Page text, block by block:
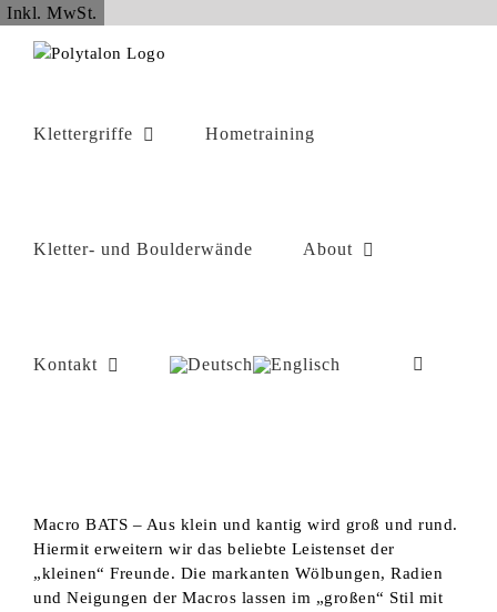
Inkl. MwSt.
springen
Klettergriffe Hometraining
Kletter- und Boulderwände About
Kontakt
Macro BATS – Aus klein und kantig wird groß und rund.
Hiermit erweitern wir das beliebte Leistenset der
„kleinen“ Freunde. Die markanten Wölbungen, Radien
und Neigungen der Macros lassen im „großen“ Stil mit